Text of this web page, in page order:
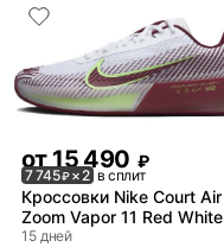
от15 490 ₽
7 745₽× 2 в сплит
Кроссовки Nike Court Air
Zoom Vapor 11 Red White
15 дней